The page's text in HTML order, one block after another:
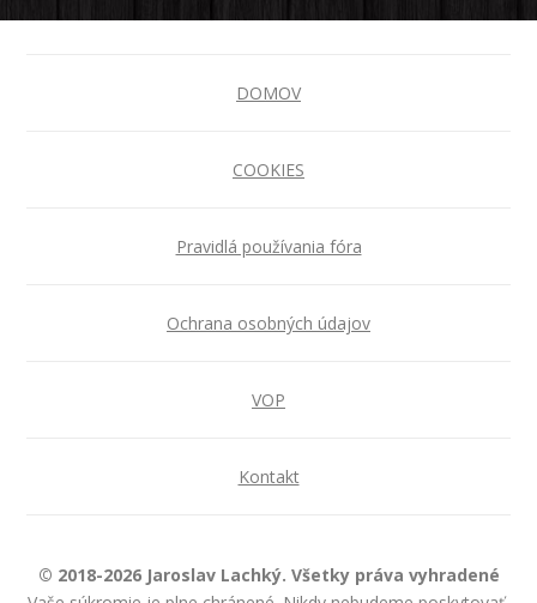
DOMOV
COOKIES
Pravidlá používania fóra
Ochrana osobných údajov
VOP
Kontakt
© 2018-2026 Jaroslav Lachký. Všetky práva vyhradené